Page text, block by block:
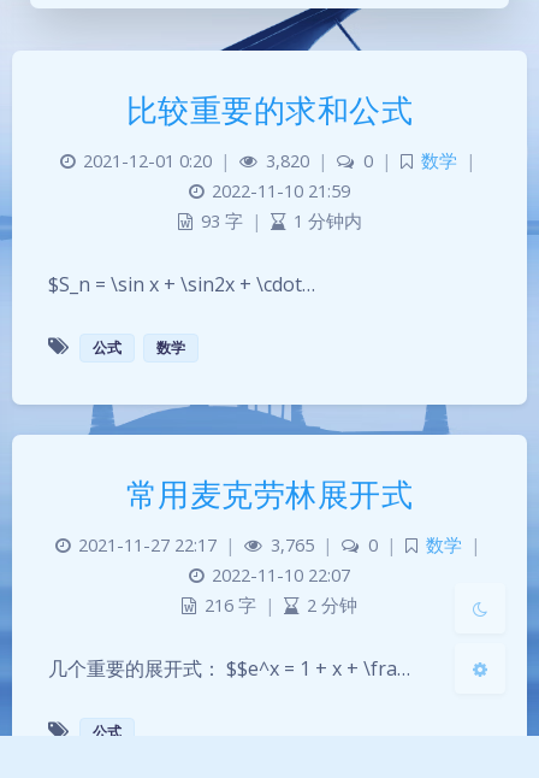
浅阴影
关闭 日落
比较重要的求和公式
2021-12-01 0:20 | 3,820 | 0 | 数学
|
2022-11-10 21:59
93 字
| 1 分钟内
$S_n = \sin x + \sin2x + \cdot…
公式 数学
常用麦克劳林展开式
2021-11-27 22:17 | 3,765 | 0 | 数学
|
2022-11-10 22:07
216 字 | 2 分钟
几个重要的展开式： $$e^x = 1 + x + \fra…
公式